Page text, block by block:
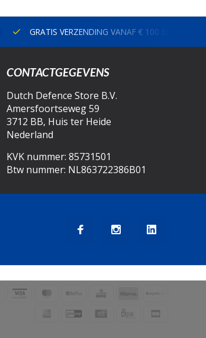
GRATIS VERZENDING VANAF € 100 BINNEN
CONTACTGEGEVENS
Dutch Defence Store B.V.
Amersfoortseweg 59
3712 BB, Huis ter Heide
Nederland
KVK nummer: 85731501
Btw nummer: NL863722386B01